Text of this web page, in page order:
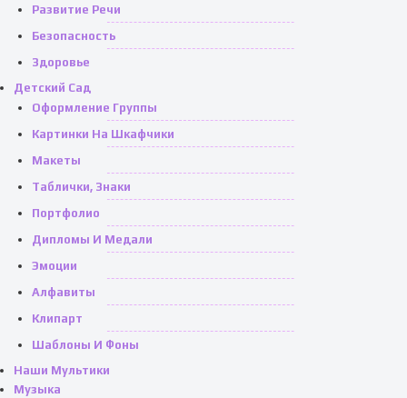
Развитие Речи
Безопасность
Здоровье
Детский Сад
Оформление Группы
Картинки На Шкафчики
Макеты
Таблички, Знаки
Портфолио
Дипломы И Медали
Эмоции
Алфавиты
Клипарт
Шаблоны И Фоны
Наши Мультики
Музыка